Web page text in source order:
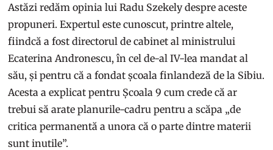
Astăzi redăm opinia lui Radu Szekely despre aceste
propuneri. Expertul este cunoscut, printre altele,
fiindcă a fost directorul de cabinet al ministrului
Ecaterina Andronescu, în cel de-al IV-lea mandat al
său, și pentru că a fondat școala finlandeză de la Sibiu.
Acesta a explicat pentru Școala 9 cum crede că ar
trebui să arate planurile-cadru pentru a scăpa „de
critica permanentă a unora că o parte dintre materii
sunt inutile”.